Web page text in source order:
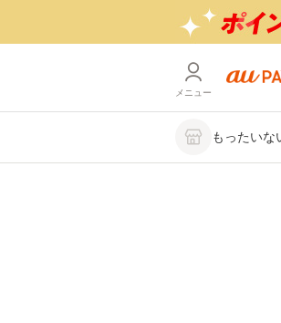
メニュー
もったいな